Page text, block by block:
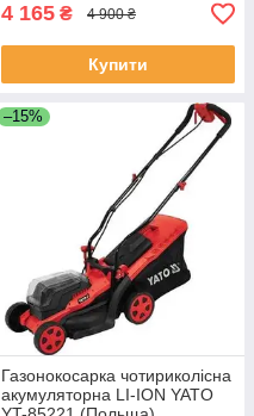
4 165 ₴ 4 900 ₴
Купити
–15%
Газонокосарка чотириколісна
акумуляторна LI-ION YATO